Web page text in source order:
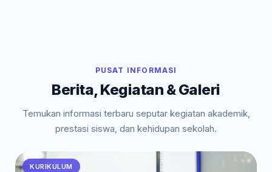
PUSAT INFORMASI
Berita, Kegiatan & Galeri
Temukan informasi terbaru seputar kegiatan akademik,
prestasi siswa, dan kehidupan sekolah.
KURIKULUM